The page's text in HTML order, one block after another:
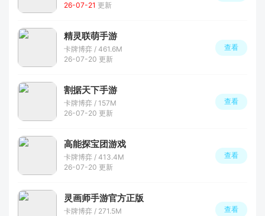
26-07-21 更新
精灵联萌手游
卡牌博弈 / 461.6M
26-07-20 更新
查看
割据天下手游
卡牌博弈 / 157M
26-07-20 更新
查看
高能探宝团游戏
卡牌博弈 / 413.4M
26-07-20 更新
查看
灵画师手游官方正版
卡牌博弈 / 271.5M
查看